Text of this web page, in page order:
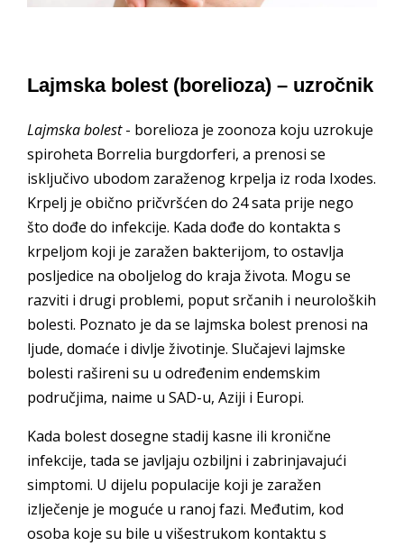
Lajmska bolest (borelioza) – uzročnik
Lajmska bolest- borelioza je zoonoza koju uzrokuje
spiroheta Borrelia burgdorferi, a prenosi se
isključivo ubodom zaraženog krpelja iz roda Ixodes.
Krpelj je obično pričvršćen do 24 sata prije nego
što dođe do infekcije. Kada dođe do kontakta s
krpeljom koji je zaražen bakterijom, to ostavlja
posljedice na oboljelog do kraja života. Mogu se
razviti i drugi problemi, poput srčanih i neuroloških
bolesti. Poznato je da se lajmska bolest prenosi na
ljude, domaće i divlje životinje. Slučajevi lajmske
bolesti rašireni su u određenim endemskim
područjima, naime u SAD-u, Aziji i Europi.
Kada bolest dosegne stadij kasne ili kronične
infekcije, tada se javljaju ozbiljni i zabrinjavajući
simptomi. U dijelu populacije koji je zaražen
izlječenje je moguće u ranoj fazi. Međutim, kod
osoba koje su bile u višestrukom kontaktu s